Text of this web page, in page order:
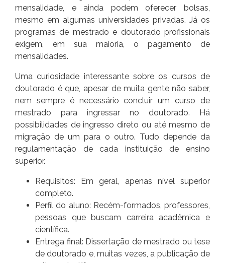
mensalidade, e ainda podem oferecer bolsas,
mesmo em algumas universidades privadas. Já os
programas de mestrado e doutorado profissionais
exigem, em sua maioria, o pagamento de
mensalidades.
Uma curiosidade interessante sobre os cursos de
doutorado é que, apesar de muita gente não saber,
nem sempre é necessário concluir um curso de
mestrado para ingressar no doutorado. Há
possibilidades de ingresso direto ou até mesmo de
migração de um para o outro. Tudo depende da
regulamentação de cada instituição de ensino
superior.
Requisitos: Em geral, apenas nível superior
completo.
Perfil do aluno: Recém-formados, professores,
pessoas que buscam carreira acadêmica e
científica.
Entrega final: Dissertação de mestrado ou tese
de doutorado e, muitas vezes, a publicação de